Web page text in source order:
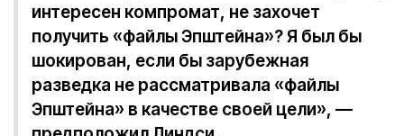
интересен компромат, не захочет
получить «файлы Эпштейна»? Я был бы
шокирован, если бы зарубежная
разведка не рассматривала «файлы
Эпштейна» в качестве своей цели», —